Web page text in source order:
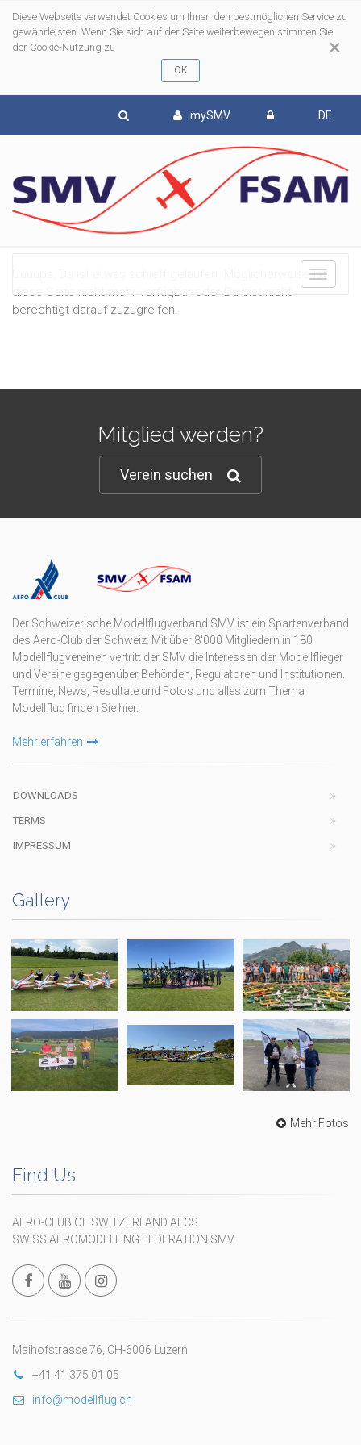
×
Diese Webseite verwendet Cookies um Ihnen den bestmöglichen Service zu
gewährleisten. Wenn Sie sich auf der Seite weiterbewegen stimmen Sie
der Cookie-Nutzung zu
mySMV DE
Uuuups, Da ist etwas schieff gelaufen. Möglicherweise ist
diese Seite nicht mehr verfügbar oder Du bist nicht
berechtigt darauf zuzugreifen.
Mitglied werden?
Verein suchen
Der Schweizerische Modellflugverband SMV ist ein Spartenverband
des Aero-Club der Schweiz. Mit über 8'000 Mitgliedern in 180
Modellflugvereinen vertritt der SMV die Interessen der Modellflieger
und Vereine gegegenüber Behörden, Regulatoren und Institutionen.
Termine, News, Resultate und Fotos und alles zum Thema
Modellflug finden Sie hier.
Mehr erfahren
DOWNLOADS
TERMS
IMPRESSUM
Gallery
Mehr Fotos
Find Us
AERO-CLUB OF SWITZERLAND AECS
SWISS AEROMODELLING FEDERATION SMV
Maihofstrasse 76, CH-6006 Luzern
+41 41 375 01 05
info@modellflug.ch